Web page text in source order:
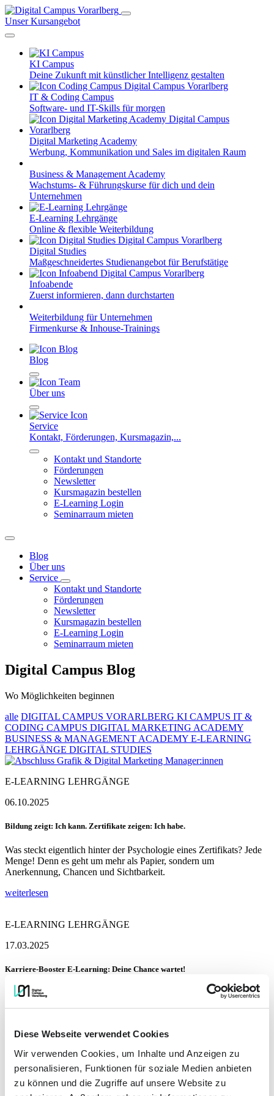
Diese Webseite verwendet Cookies
Wir verwenden Cookies, um Inhalte und Anzeigen zu
personalisieren, Funktionen für soziale Medien anbieten
zu können und die Zugriffe auf unsere Website zu
Unser Kursangebot
KI Campus
Deine Zukunft mit künstlicher Intelligenz gestalten
IT & Coding Campus
Software- und IT-Skills für morgen
Digital Marketing Academy
Werbung, Kommunikation und Sales im digitalen Raum
Business & Management Academy
Wachstums- & Führungskurse für dich und dein
Unternehmen
E-Learning Lehrgänge
Online & flexible Weiterbildung
Digital Studies
Maßgeschneidertes Studienangebot für Berufstätige
Infoabende
Zuerst informieren, dann durchstarten
Weiterbildung für Unternehmen
Firmenkurse & Inhouse-Trainings
Blog
Über uns
Service
Kontakt, Förderungen, Kursmagazin,...
Kontakt und Standorte
Förderungen
Newsletter
Kursmagazin bestellen
E-Learning Login
Seminarraum mieten
Blog
Über uns
Service
Kontakt und Standorte
Förderungen
Newsletter
Kursmagazin bestellen
E-Learning Login
Seminarraum mieten
Digital Campus Blog
Wo Möglichkeiten beginnen
alle DIGITAL CAMPUS VORARLBERG KI CAMPUS IT &
CODING CAMPUS DIGITAL MARKETING ACADEMY
BUSINESS & MANAGEMENT ACADEMY E-LEARNING
LEHRGÄNGE DIGITAL STUDIES
E-LEARNING LEHRGÄNGE
06.10.2025
Bildung zeigt: Ich kann. Zertifikate zeigen: Ich habe.
Was steckt eigentlich hinter der Psychologie eines Zertifikats? Jede
Menge! Denn es geht um mehr als Papier, sondern um
Anerkennung, Chancen und Sichtbarkeit.
weiterlesen
E-LEARNING LEHRGÄNGE
17.03.2025
Karriere-Booster E-Learning: Deine Chance wartet!
Der Digital Campus Vorarlberg erlebt einen starken Anstieg in der
unsere maßgeschneiderten Online-Kurse und Diplomlehrgänge dir
helfen können, Beruf und Weiterbildung optimal zu vereinbaren.
weiterlesen